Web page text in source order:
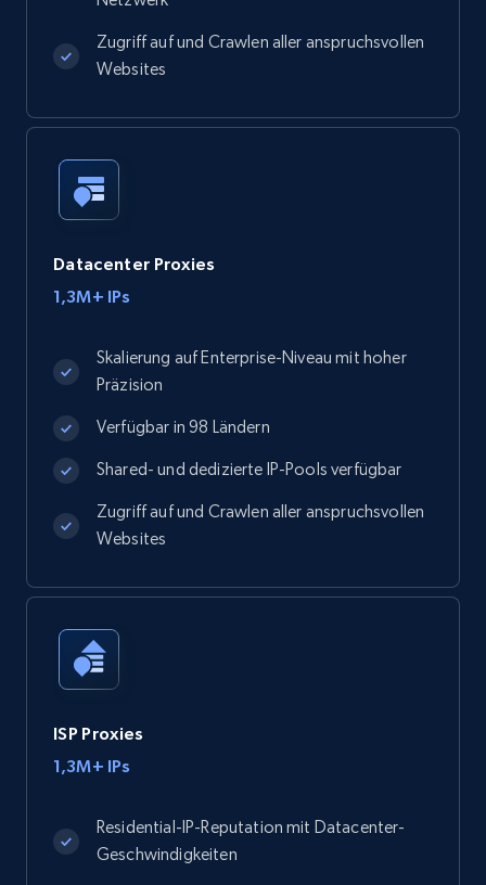
Zugriff auf und Crawlen aller anspruchsvollen
Websites
Datacenter Proxies
1,3M+ IPs
Skalierung auf Enterprise-Niveau mit hoher
Präzision
Verfügbar in 98 Ländern
Shared- und dedizierte IP-Pools verfügbar
Zugriff auf und Crawlen aller anspruchsvollen
Websites
ISP Proxies
1,3M+ IPs
Residential-IP-Reputation mit Datacenter-
Geschwindigkeiten